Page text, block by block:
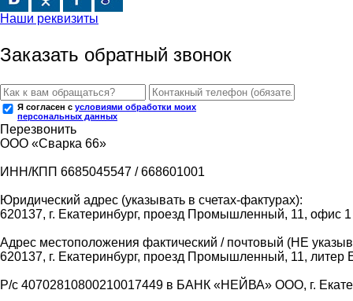
Наши реквизиты
Заказать обратный звонок
Я согласен с условиями обработки моих
персональных данных
Перезвонить
ООО «Сварка 66»
ИНН/КПП 6685045547 / 668601001
Юридический адрес (указывать в счетах-фактурах):
620137, г. Екатеринбург, проезд Промышленный, 11, офис 1
Адрес местоположения фактический / почтовый (НЕ
620137, г. Екатеринбург, проезд Промышленный, 11, литер
Р/с 40702810800210017449 в БАНК «НЕЙВА» ООО, г.